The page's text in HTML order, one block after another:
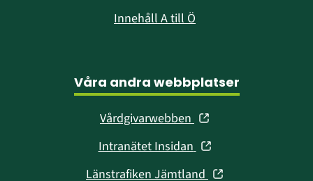
Innehåll A till Ö
Våra andra webbplatser
Vårdgivarwebben (öppnas
nytt
fönster)
Intranätet Insidan (öppnas
Länstrafiken Jämtland (öppnas